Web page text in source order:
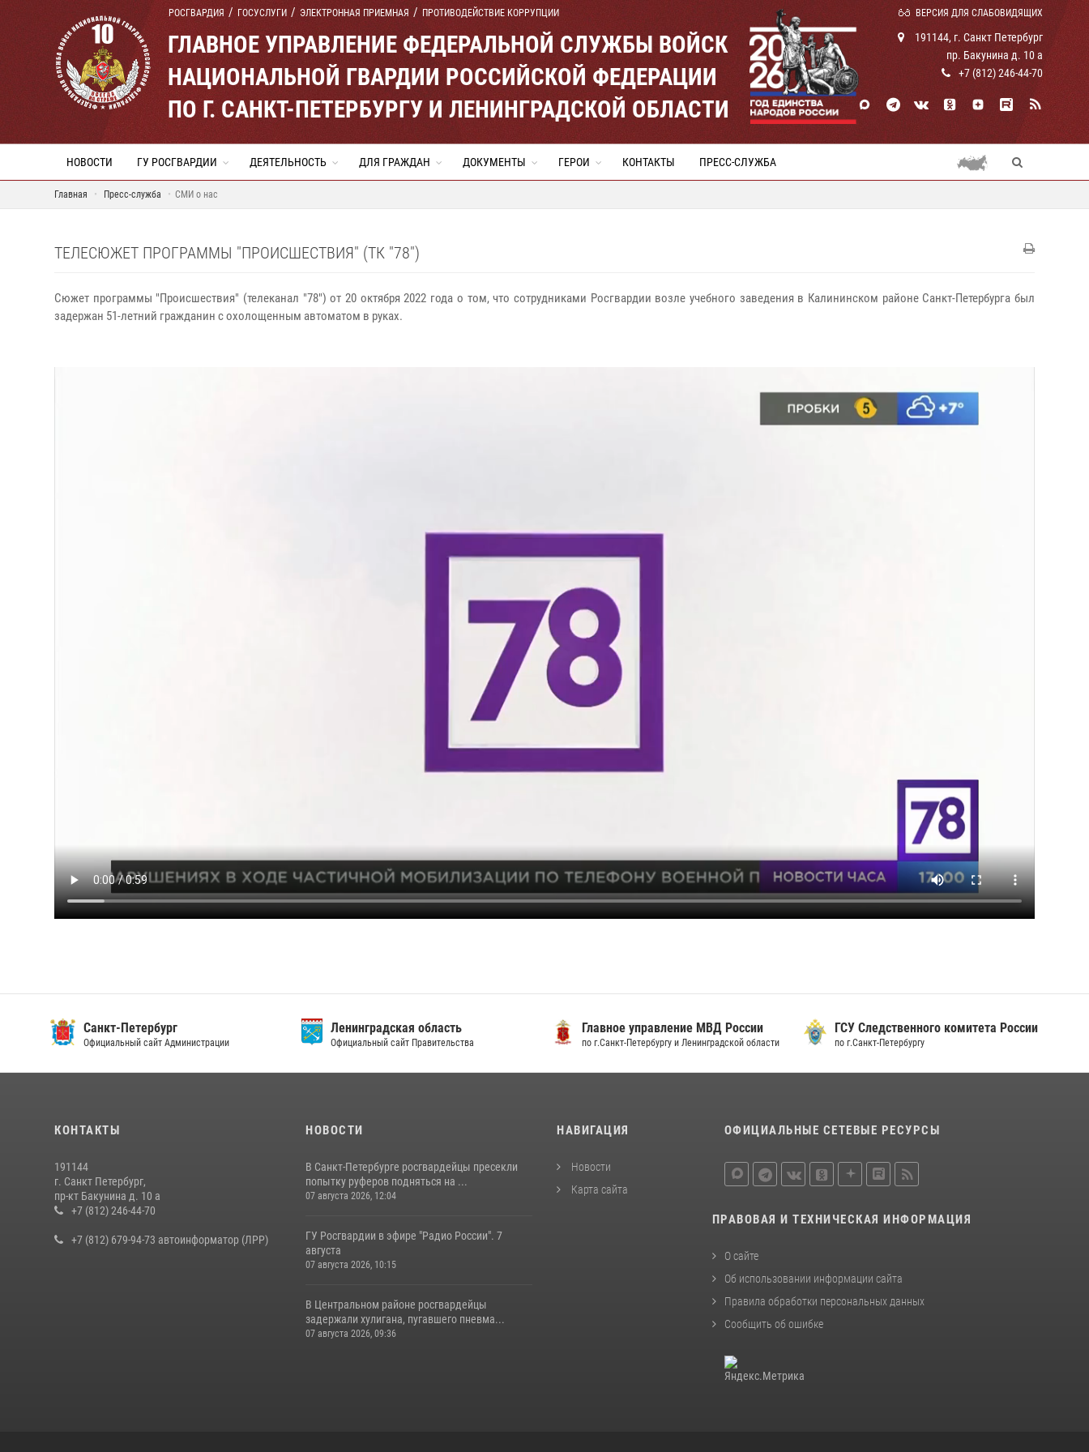
РОСГВАРДИЯ ГОСУСЛУГИ ЭЛЕКТРОННАЯ ПРИЕМНАЯ ПРОТИВОДЕЙСТВИЕ КОРРУПЦИИ ВЕРСИЯ ДЛЯ СЛАБОВИДЯЩИХ
ГЛАВНОЕ УПРАВЛЕНИЕ ФЕДЕРАЛЬНОЙ СЛУЖБЫ ВОЙСК
НАЦИОНАЛЬНОЙ ГВАРДИИ РОССИЙСКОЙ ФЕДЕРАЦИИ
ПО Г. САНКТ-ПЕТЕРБУРГУ И ЛЕНИНГРАДСКОЙ ОБЛАСТИ
191144, г. Санкт Петербург
пр. Бакунина д. 10 а
+7 (812) 246-44-70
НОВОСТИ ГУ РОСГВАРДИИ ДЕЯТЕЛЬНОСТЬ ДЛЯ ГРАЖДАН ДОКУМЕНТЫ ГЕРОИ КОНТАКТЫ ПРЕСС-СЛУЖБА
Главная Пресс-служба СМИ о нас
ТЕЛЕСЮЖЕТ ПРОГРАММЫ "ПРОИСШЕСТВИЯ" (ТК "78")
Сюжет программы "Происшествия" (телеканал "78") от 20 октября 2022 года о том, что сотрудниками Росгвардии возле учебного заведения в Калининском районе Санкт-Петербурга был
задержан 51-летний гражданин с охолощенным автоматом в руках.
Санкт-Петербург
Официальный сайт Администрации
Ленинградская область
Официальный сайт Правительства
Главное управление МВД России
по г.Санкт-Петербургу и Ленинградской области
ГСУ Следственного комитета России
по г.Санкт-Петербургу
КОНТАКТЫ
191144
г. Санкт Петербург,
пр-кт Бакунина д. 10 а
+7 (812) 246-44-70
+7 (812) 679-94-73 автоинформатор (ЛРР)
НОВОСТИ
В Санкт-Петербурге росгвардейцы пресекли
попытку руферов подняться на ...
07 августа 2026, 12:04
ГУ Росгвардии в эфире "Радио России". 7
августа
07 августа 2026, 10:15
В Центральном районе росгвардейцы
задержали хулигана, пугавшего пневма...
07 августа 2026, 09:36
НАВИГАЦИЯ
Новости
Карта сайта
ОФИЦИАЛЬНЫЕ СЕТЕВЫЕ РЕСУРСЫ
ПРАВОВАЯ И ТЕХНИЧЕСКАЯ ИНФОРМАЦИЯ
О сайте
Об использовании информации сайта
Правила обработки персональных данных
Сообщить об ошибке